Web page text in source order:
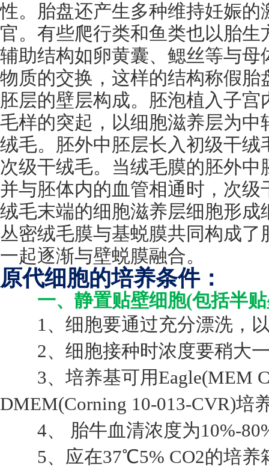
性。胎盘还产生多种维持妊娠
官。有些爬行类和鱼类也以胎
辅助结构如卵黄囊、鳃丝等与
物质的交换，这样的结构称假
胚层的壁层构成。胚泡植入子
毛样的突起，以细胞滋养层为
绒毛。胚外中胚层长入初级干
次级干绒毛。当绒毛膜的胚外
并与胚体内的血管相通时，次
绒毛末端的细胞滋养层细胞形
丛密绒毛膜与基蜕膜共同构成
一起逐渐与壁蜕膜融合。
原代细胞的培养条件：
一、静置贴壁细胞(包括半
1、细胞要通过充分漂洗，以
2、细胞接种时浓度要稍大一
3、培养基可用Eagle(MEM
DMEM(Corning 10-013-CVR)培
4、 胎牛血清浓度为10%-
5、应在37℃5% CO2的培养